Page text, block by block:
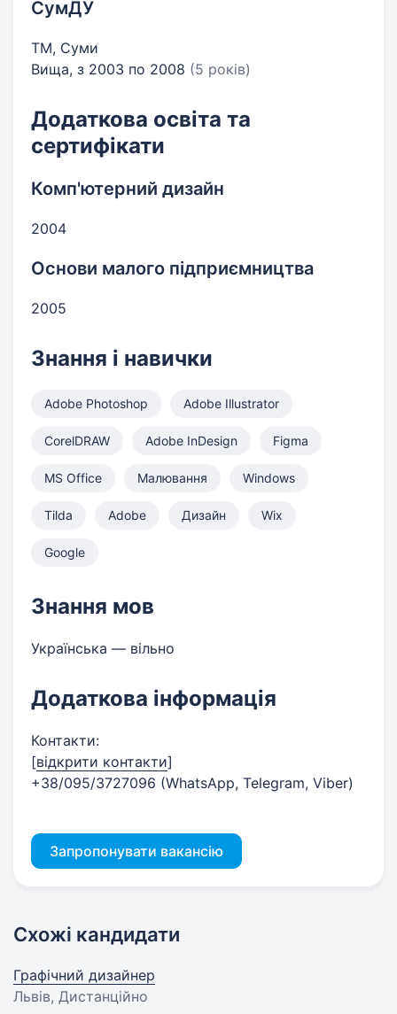
СумДУ
ТМ, Суми
Вища, з 2003 по 2008 (5 років)
Додаткова освіта та
сертифікати
Комп'ютерний дизайн
2004
Основи малого підприємництва
2005
Знання і навички
Adobe Photoshop Adobe Illustrator
CorelDRAW Adobe InDesign Figma
MS Office Малювання Windows
Tilda Adobe Дизайн Wix
Google
Знання мов
Українська — вільно
Додаткова інформація
Контакти:
[відкрити контакти]
+38/095/3727096 (WhatsApp, Telegram, Viber)
Запропонувати вакансію
Схожі кандидати
Графічний дизайнер
Львів, Дистанційно